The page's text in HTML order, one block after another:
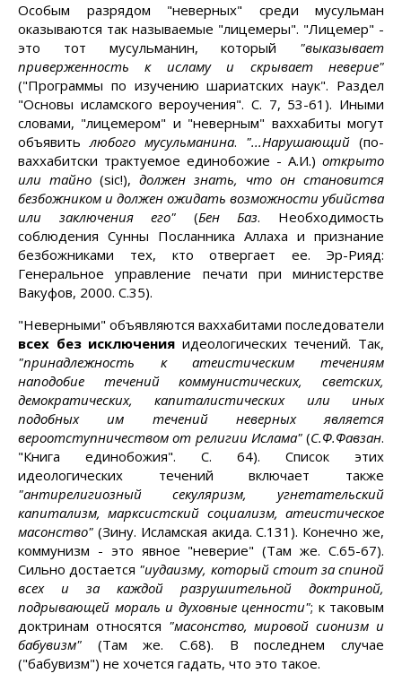
Особым разрядом "неверных" среди мусульман
оказываются так называемые "лицемеры". "Лицемер" -
это тот мусульманин, который "выказывает
приверженность к исламу и скрывает неверие"
("Программы по изучению шариатских наук". Раздел
"Основы исламского вероучения". С. 7, 53-61). Иными
словами, "лицемером" и "неверным" ваххабиты могут
объявитьлюбого мусульманина. "...Нарушающий (по-
ваххабитски трактуемое единобожие - А.И.) открыто
или тайно (sic!), должен знать, что он становится
безбожником и должен ожидать возможности убийства
или заключения его" (Бен Баз. Необходимость
соблюдения Сунны Посланника Аллаха и признание
безбожниками тех, кто отвергает ее. Эр-Рияд:
Генеральное управление печати при министерстве
Вакуфов, 2000. С.35).
"Неверными" объявляются ваххабитами последователи
всех без исключения идеологических течений. Так,
"принадлежность к атеистическим течениям
наподобие течений коммунистических, светских,
демократических, капиталистических или иных
подобных им течений неверных является
вероотступничеством от религии Ислама"(С.Ф.Фавзан.
"Книга единобожия". С. 64). Список этих
идеологических течений включает также
"антирелигиозный секуляризм, угнетательский
капитализм, марксистский социализм, атеистическое
масонство" (Зину. Исламская акида. С.131). Конечно же,
коммунизм - это явное "неверие" (Там же. С.65-67).
Сильно достается "иудаизму, который стоит за спиной
всех и за каждой разрушительной доктриной,
подрывающей мораль и духовные ценности"; к таковым
доктринам относятся "масонство, мировой сионизм и
бабувизм" (Там же. С.68). В последнем случае
("бабувизм") не хочется гадать, что это такое.